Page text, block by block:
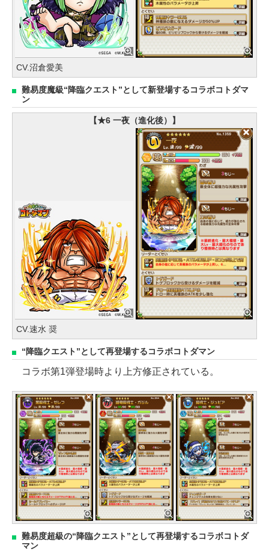
CV.沼倉愛美
難易度魔級“降臨クエスト”として新登場するコラボコトダマ
ン
【★6 一夜（進化後）】
CV.速水 奨
“降臨クエスト”として再登場するコラボコトダマン
コラボ第1弾登場時より上方修正されている。
難易度超級の“降臨クエスト”として再登場するコラボコトダ
マン